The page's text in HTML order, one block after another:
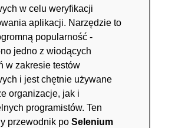
w celu weryfikacji
aplikacji. Narzędzie to
popularność -
jedno z wiodących
w zakresie testów
i jest chętnie używane
organizacje, jak i
programistów. Ten
przewodnik po Selenium